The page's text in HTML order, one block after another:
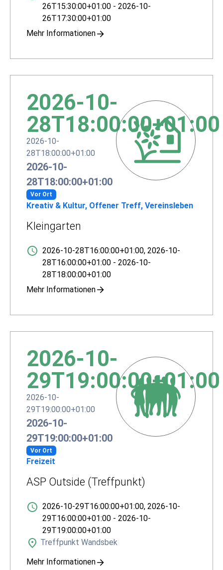
26T15:30:00+01:00 - 2026-10-
26T17:30:00+01:00
Mehr Informationen
2026-10-
28T18:00:00+01:00
2026-10-
28T18:00:00+01:00
2026-10-
28T18:00:00+01:00
Kreativ & Kultur, Offener Treff, Vereinsleben
Vor Ort
Kleingarten
2026-10-28T16:00:00+01:00, 2026-10-
28T16:00:00+01:00 - 2026-10-
28T18:00:00+01:00
Mehr Informationen
2026-10-
29T19:00:00+01:00
2026-10-
29T19:00:00+01:00
2026-10-
29T19:00:00+01:00
Freizeit
Vor Ort
ASP Outside (Treffpunkt)
2026-10-29T16:00:00+01:00, 2026-10-
29T16:00:00+01:00 - 2026-10-
29T19:00:00+01:00
Treffpunkt Wandsbek
Mehr Informationen